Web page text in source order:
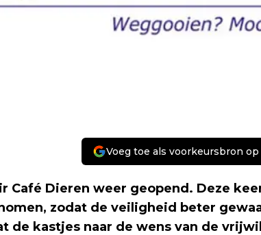
Voeg toe als voorkeursbron op
Café Dieren weer geopend. Deze
zodat de veiligheid beter
de kastjes naar de wens van de